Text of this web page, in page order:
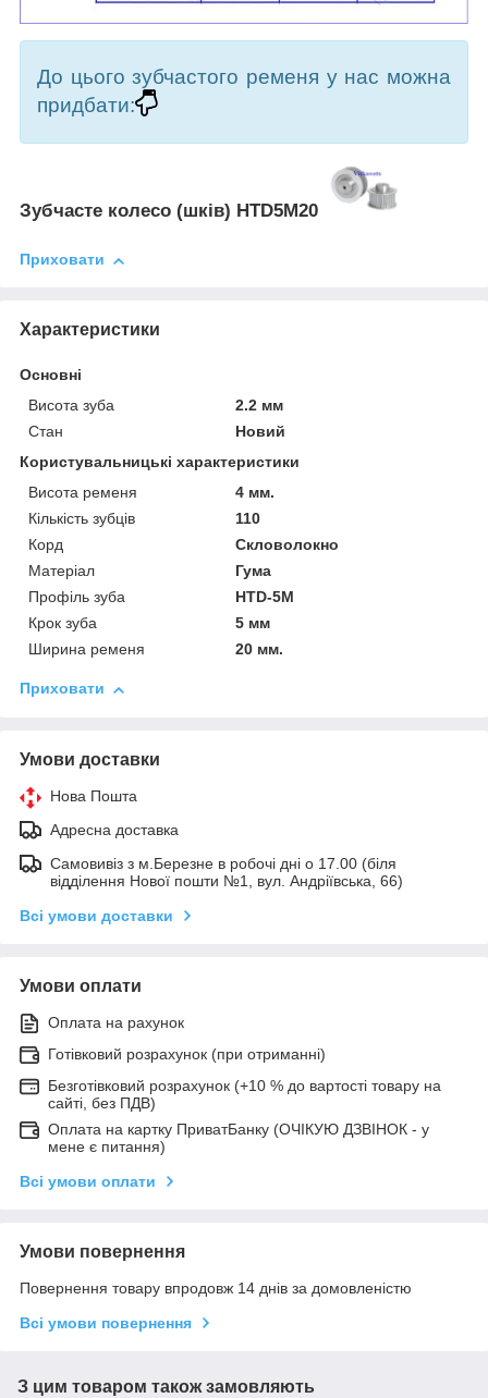
До цього зубчастого ременя у нас можна
придбати:
Зубчасте колесо (шків) HTD5M20
Приховати
Характеристики
Основні
Висота зуба
2.2 мм
Стан
Новий
Користувальницькі характеристики
Висота ременя
4 мм.
Кількість зубців
110
Корд
Скловолокно
Матеріал
Гума
Профіль зуба
HTD-5M
Крок зуба
5 мм
Ширина ременя
20 мм.
Приховати
Умови доставки
Нова Пошта
Адресна доставка
Самовивіз з м.Березне в робочі дні о 17.00 (біля
відділення Нової пошти №1, вул. Андріївська, 66)
Всі умови доставки
Умови оплати
Оплата на рахунок
Готівковий розрахунок (при отриманні)
Безготівковий розрахунок (+10 % до вартості товару на
сайті, без ПДВ)
Оплата на картку ПриватБанку (ОЧІКУЮ ДЗВІНОК - у
мене є питання)
Всі умови оплати
Умови повернення
Повернення товару впродовж 14 днів за домовленістю
Всі умови повернення
З цим товаром також замовляють